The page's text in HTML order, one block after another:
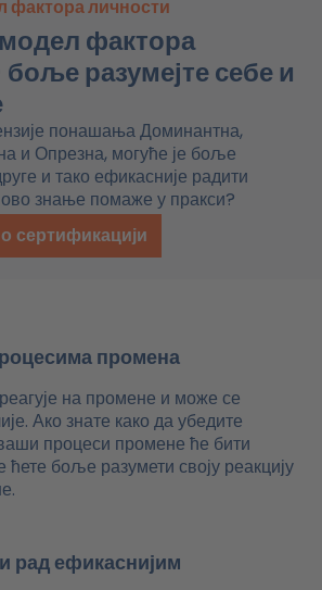
фактора личности
фактора
разумејте себе и
понашања Доминантна,
и Опрезна, могуће је боље
и тако ефикасније радити
ово знање помаже у пракси?
сертификацији
промена
на промене и може се
. Ако знате како да убедите
процеси промене ће бити
ћете боље разумети своју реакцију
рад ефикаснијим